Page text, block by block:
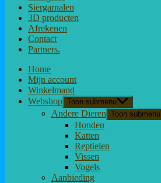
Siergarnalen
3D producten
Afrekenen
Contact
Partners.
Home
Mijn account
Winkelmand
Webshop Toon submenu
Andere Dieren Toon submenu
Honden
Katten
Reptielen
Vissen
Vogels
Aanbieding